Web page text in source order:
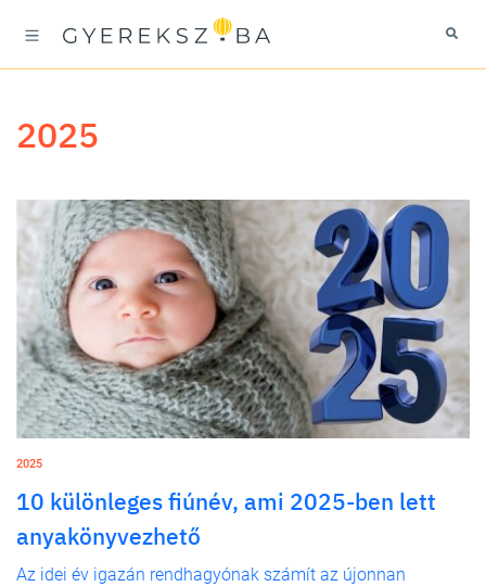
2025
2025
10 különleges fiúnév, ami 2025-ben lett
anyakönyvezhető
Az idei év igazán rendhagyónak számít az újonnan